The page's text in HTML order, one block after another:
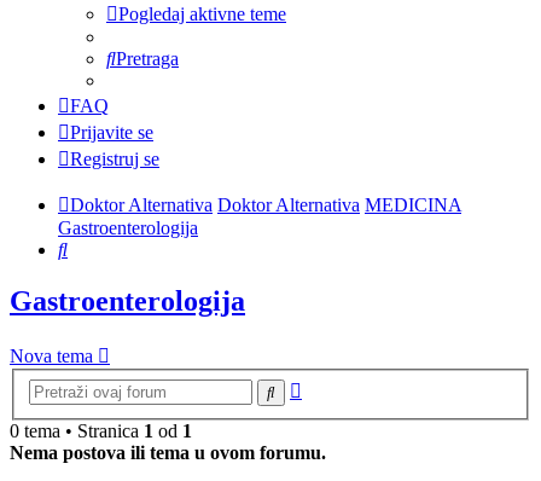
Pogledaj aktivne teme
Pretraga
FAQ
Prijavite se
Registruj se
Doktor Alternativa Doktor Alternativa MEDICINA
Gastroenterologija
Pretraga
Gastroenterologija
Nova tema
Pretraga
0 tema • Stranica 1 od 1
Nema postova ili tema u ovom forumu.